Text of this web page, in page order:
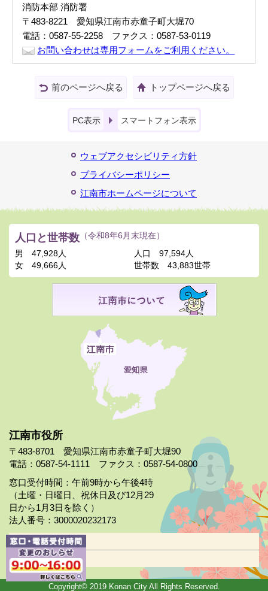
消防本部 消防署
〒483-8221 愛知県江南市赤童子町大堀70
電話：0587-55-2258 ファクス：0587-53-0119
お問い合わせは専用フォームをご利用ください。
前のページへ戻る トップページへ戻る
PC表示 スマートフォン表示
ウェブアクセシビリティ方針
プライバシーポリシー
江南市ホームページについて
江南市役所
〒483-8701 愛知県江南市赤童子町大堀90
電話：0587-54-1111 ファクス：0587-54-0800
窓口受付時間：午前9時から午後4時
（土曜・日曜日、祝休日及び12月29
日から1月3日を除く）
法人番号：3000020232173
市役所案内
日曜市役所
人口と世帯数 （令和8年6月末現在）
男
47,928人
女
49,666人
人口
97,594人
世帯数
43,883世帯
Copyright© 2019 Konan City All Rights Reserved.